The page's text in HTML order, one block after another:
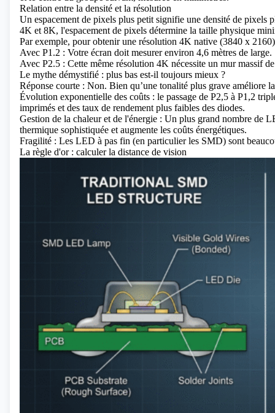
Relation entre la densité et la résolution
Un espacement de pixels plus petit signifie une densité de pixels
4K et 8K, l'espacement de pixels détermine la taille physique
Par exemple, pour obtenir une résolution 4K native (3840 x
Avec P1.2 : Votre écran doit mesurer environ 4,6 mètres de large.
Avec P2.5 : Cette même résolution 4K nécessite un mur massif
Le mythe démystifié : plus bas est-il toujours mieux ?
Réponse courte : Non. Bien qu’une tonalité plus grave améliore
Évolution exponentielle des coûts : le passage de P2,5 à P1,2
imprimés et des taux de rendement plus faibles des diodes.
Gestion de la chaleur et de l'énergie : Un plus grand nombre de
thermique sophistiquée et augmente les coûts énergétiques.
Fragilité : Les LED à pas fin (en particulier les SMD) sont
La règle d'or : calculer la distance de vision